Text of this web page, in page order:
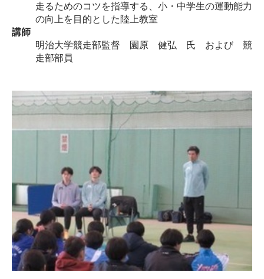
走るためのコツを指導する、小・中学生の運動能力
の向上を目的とした陸上教室
講師
明治大学競走部監督 園原 健弘 氏 および 競
走部部員